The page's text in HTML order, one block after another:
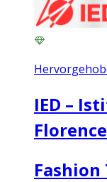
IED –
Florence